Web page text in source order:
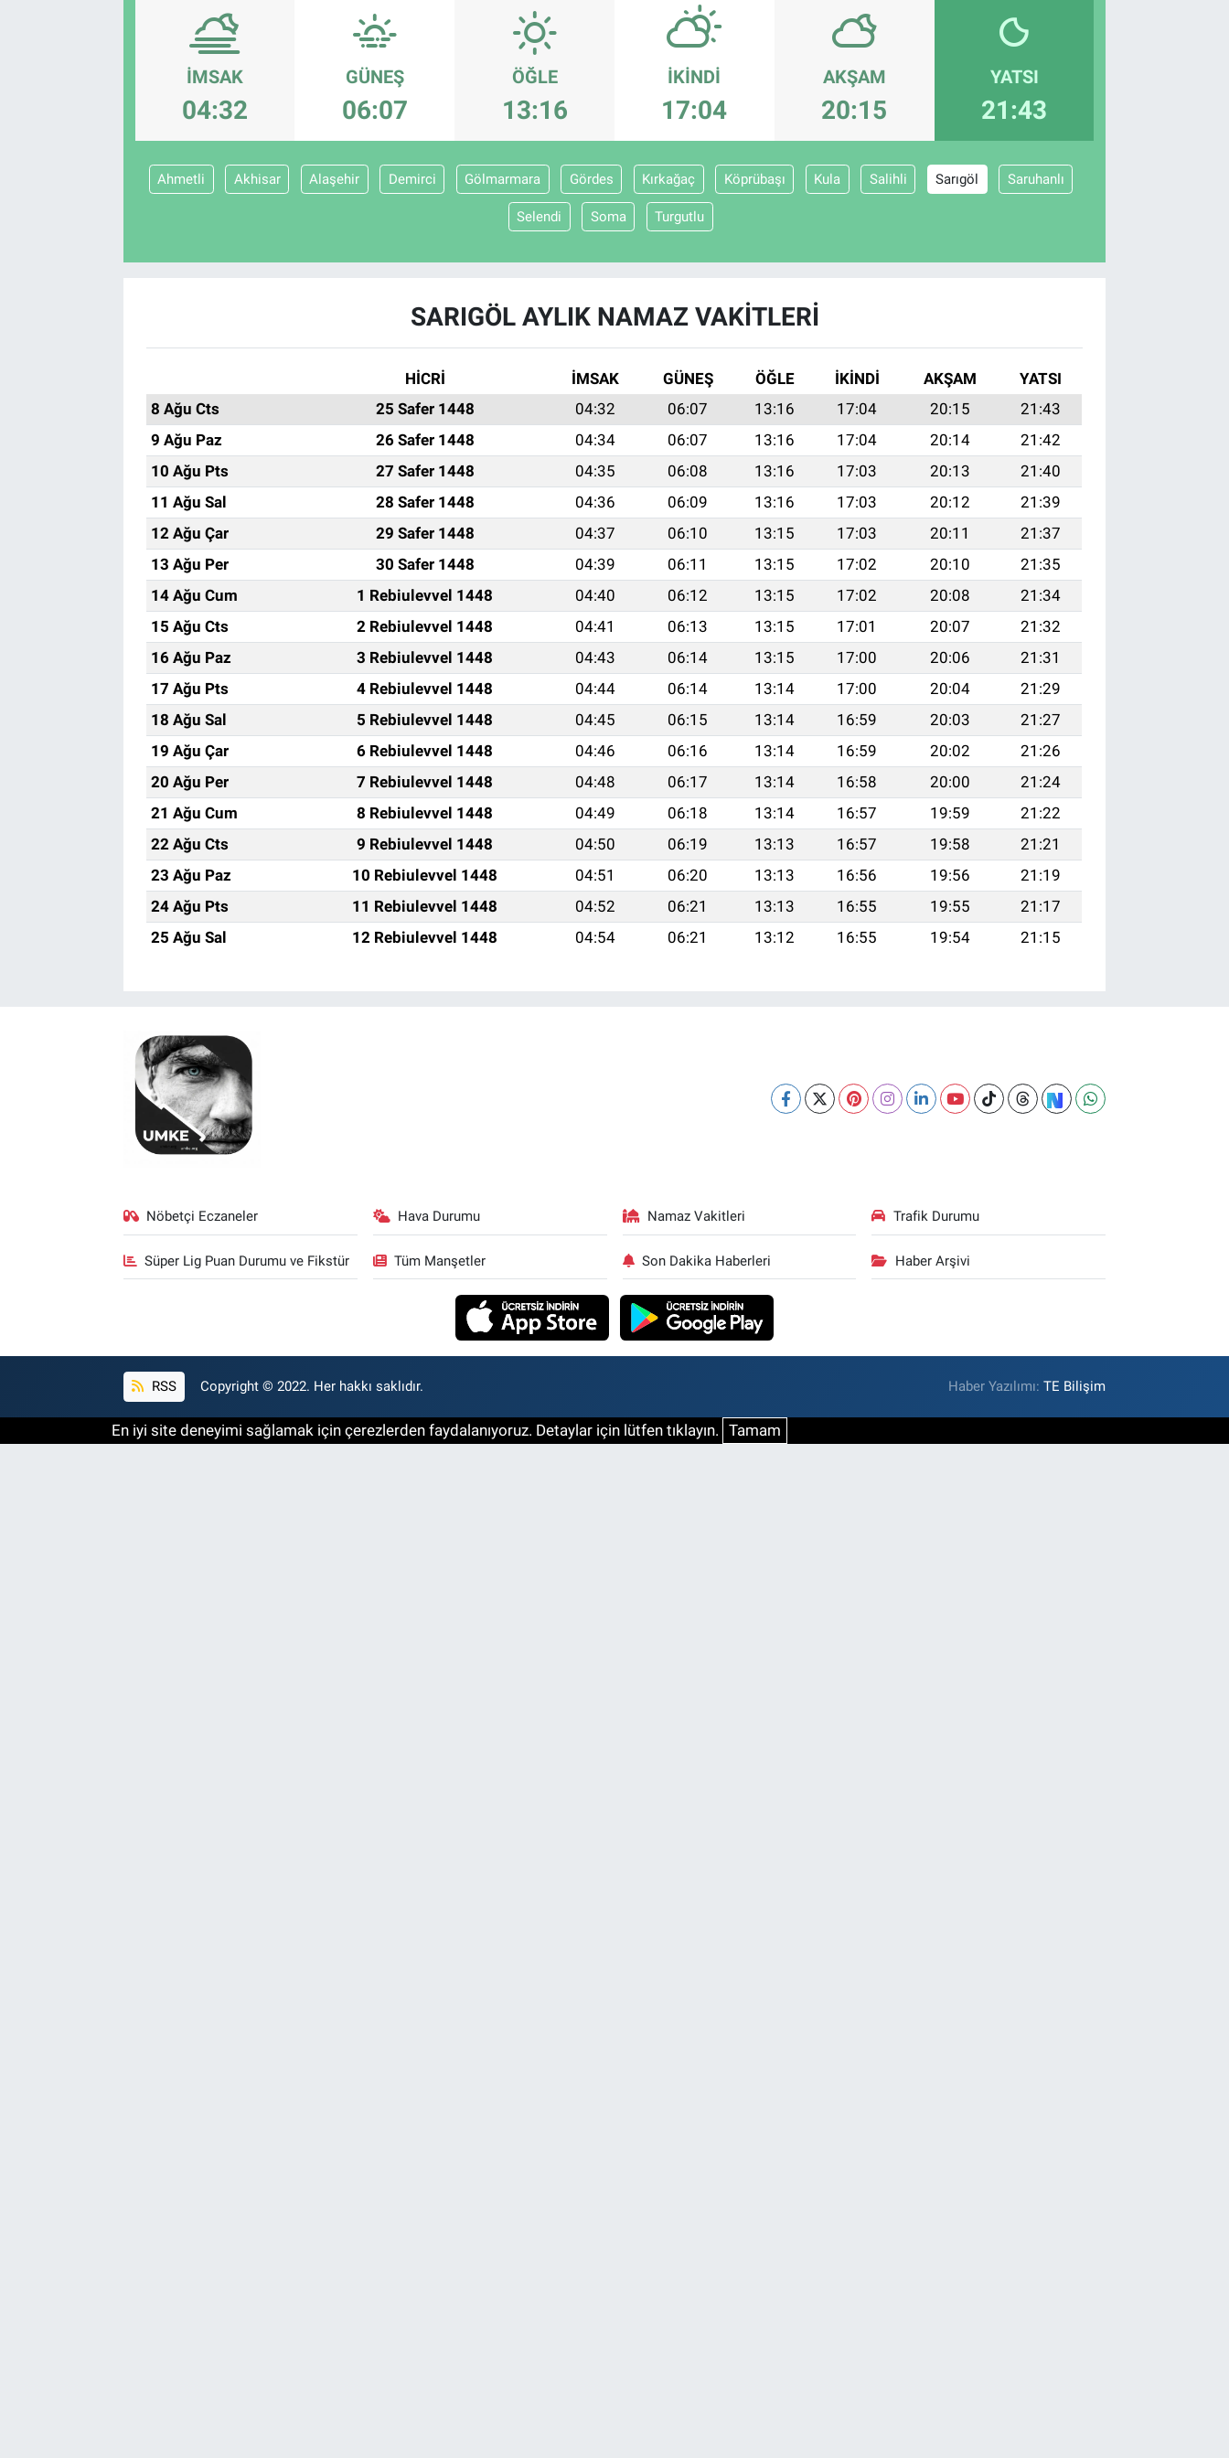
İMSAK
04:32
GÜNEŞ
06:07
ÖĞLE
13:16
İKINDI
17:04
AKŞAM
20:15
YATSI
21:43
Ahmetli Akhisar Alaşehir Demirci Gölmarmara Gördes Kırkağaç Köprübaşı Kula Salihli Sarıgöl Saruhanlı
Selendi Soma Turgutlu
SARIGÖL AYLIK NAMAZ VAKITLERI
HİCRİ İMSAK GÜNEŞ ÖĞLE İKINDI AKŞAM
YATSI
8 Ağu Cts
25 Safer 1448 04:32 06:07 13:16 17:04 20:15
21:43
9 Ağu Paz
26 Safer 1448 04:34 06:07 13:16 17:04 20:14
21:42
10 Ağu Pts
27 Safer 1448 04:35 06:08 13:16 17:03 20:13
21:40
11 Ağu Sal
28 Safer 1448 04:36 06:09 13:16 17:03 20:12
21:39
12 Ağu Çar
29 Safer 1448 04:37 06:10 13:15 17:03 20:11
21:37
13 Ağu Per
30 Safer 1448 04:39 06:11 13:15 17:02 20:10
21:35
14 Ağu Cum
1 Rebiulevvel 1448 04:40 06:12 13:15 17:02 20:08
21:34
15 Ağu Cts
2 Rebiulevvel 1448 04:41 06:13 13:15 17:01 20:07
21:32
16 Ağu Paz
3 Rebiulevvel 1448 04:43 06:14 13:15 17:00 20:06
21:31
17 Ağu Pts
4 Rebiulevvel 1448 04:44 06:14 13:14 17:00 20:04
21:29
18 Ağu Sal
5 Rebiulevvel 1448 04:45 06:15 13:14 16:59 20:03
21:27
19 Ağu Çar
6 Rebiulevvel 1448 04:46 06:16 13:14 16:59 20:02
21:26
20 Ağu Per
7 Rebiulevvel 1448 04:48 06:17 13:14 16:58 20:00
21:24
21 Ağu Cum
8 Rebiulevvel 1448 04:49 06:18 13:14 16:57 19:59
21:22
22 Ağu Cts
9 Rebiulevvel 1448 04:50 06:19 13:13 16:57 19:58
21:21
23 Ağu Paz
10 Rebiulevvel 1448 04:51 06:20 13:13 16:56 19:56
21:19
24 Ağu Pts
11 Rebiulevvel 1448 04:52 06:21 13:13 16:55 19:55
21:17
25 Ağu Sal
12 Rebiulevvel 1448 04:54 06:21 13:12 16:55 19:54 21:15
Nöbetçi Eczaneler Hava Durumu Namaz Vakitleri Trafik Durumu
Süper Lig Puan Durumu ve Fikstür Tüm Manşetler Son Dakika Haberleri Haber Arşivi
RSS Copyright © 2022. Her hakkı saklıdır. Haber Yazılımı:TE Bilişim
En iyi site deneyimi sağlamak için çerezlerden faydalanıyoruz. Detaylar için lütfen tıklayın. Tamam